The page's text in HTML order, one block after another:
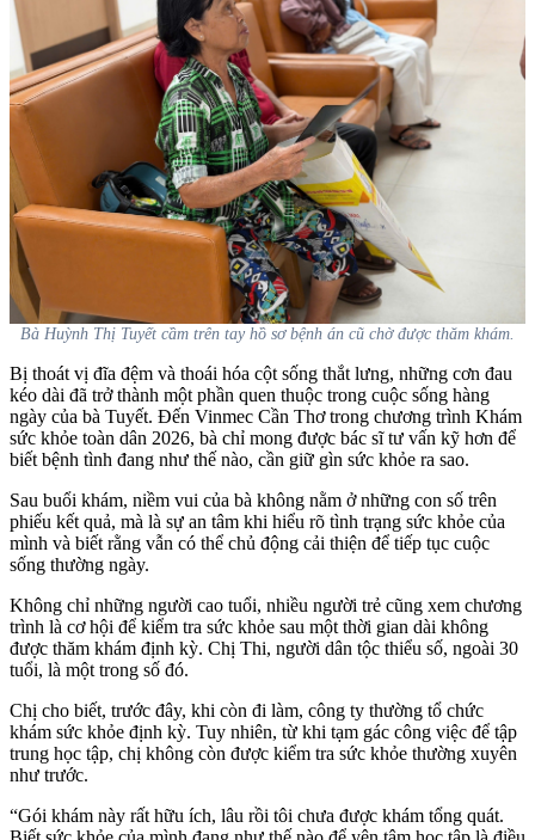
Bà Huỳnh Thị Tuyết cầm trên tay hồ sơ bệnh án cũ chờ được thăm khám.
Bị thoát vị đĩa đệm và thoái hóa cột sống thắt lưng, những cơn đau
kéo dài đã trở thành một phần quen thuộc trong cuộc sống hàng
ngày của bà Tuyết. Đến Vinmec Cần Thơ trong chương trình Khám
sức khỏe toàn dân 2026, bà chỉ mong được bác sĩ tư vấn kỹ hơn để
biết bệnh tình đang như thế nào, cần giữ gìn sức khỏe ra sao.
Sau buổi khám, niềm vui của bà không nằm ở những con số trên
phiếu kết quả, mà là sự an tâm khi hiểu rõ tình trạng sức khỏe của
mình và biết rằng vẫn có thể chủ động cải thiện để tiếp tục cuộc
sống thường ngày.
Không chỉ những người cao tuổi, nhiều người trẻ cũng xem chương
trình là cơ hội để kiểm tra sức khỏe sau một thời gian dài không
được thăm khám định kỳ. Chị Thi, người dân tộc thiểu số, ngoài 30
tuổi, là một trong số đó.
Chị cho biết, trước đây, khi còn đi làm, công ty thường tổ chức
khám sức khỏe định kỳ. Tuy nhiên, từ khi tạm gác công việc để tập
trung học tập, chị không còn được kiểm tra sức khỏe thường xuyên
như trước.
“Gói khám này rất hữu ích, lâu rồi tôi chưa được khám tổng quát.